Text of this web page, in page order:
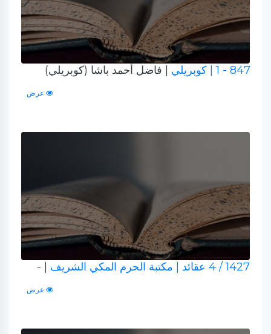
847 - 1 | كوبريلي | فاضل أحمد باشا (كوبريلي)
عرض
1427 / 4 عقائد | مكتبة الحرم المكي الشريف | -
عرض